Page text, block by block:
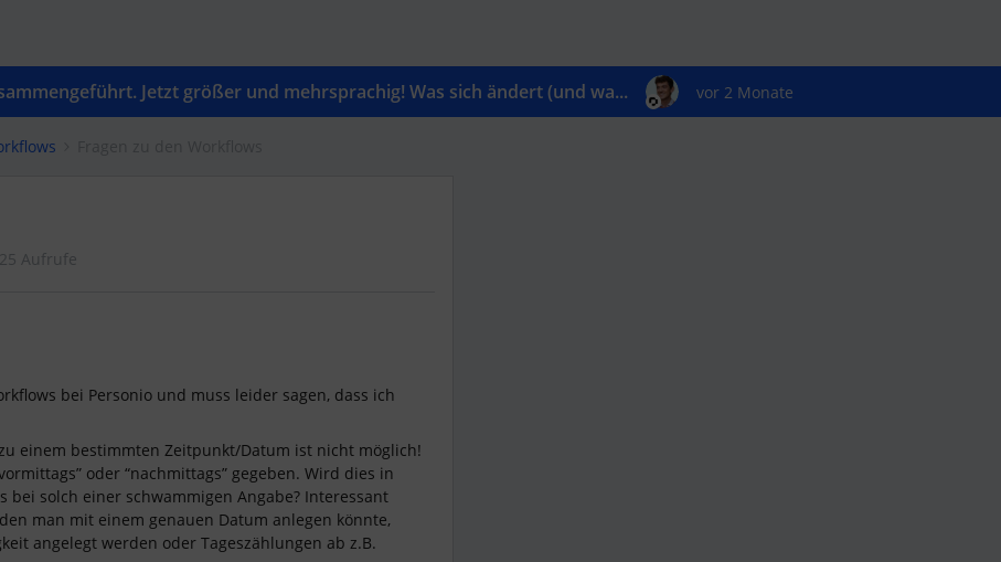
Jetzt größer und mehrsprachig! Was sich ändert (und wa... vor 2 Monate
Aufrufe
bei Personio und muss leider sagen, dass ich
einem bestimmten Zeitpunkt/Datum ist nicht möglich!
oder “nachmittags” gegeben. Wird dies in
solch einer schwammigen Angabe? Interessant
man mit einem genauen Datum anlegen könnte,
angelegt werden oder Tageszählungen ab z.B.